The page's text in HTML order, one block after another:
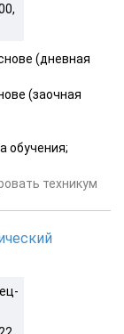
(дневная
(заочная
обучения;
техникум